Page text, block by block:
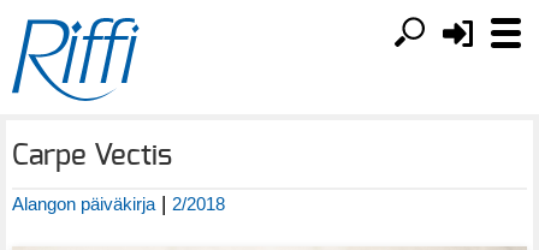
Carpe Vectis
Alangon päiväkirja| 2/2018